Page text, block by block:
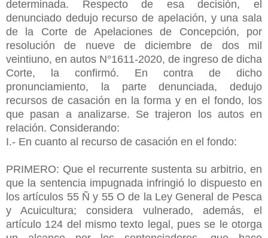
determinada. Respecto de esa decisión, el
denunciado dedujo recurso de apelación, y una sala
de la Corte de Apelaciones de Concepción, por
resolución de nueve de diciembre de dos mil
veintiuno, en autos N°1611-2020, de ingreso de dicha
Corte, la confirmó. En contra de dicho
pronunciamiento, la parte denunciada, dedujo
recursos de casación en la forma y en el fondo, los
que pasan a analizarse. Se trajeron los autos en
relación. Considerando:
I.- En cuanto al recurso de casación en el fondo:
PRIMERO: Que el recurrente sustenta su arbitrio, en
que la sentencia impugnada infringió lo dispuesto en
los artículos 55 Ñ y 55 O de la Ley General de Pesca
y Acuicultura; considera vulnerado, además, el
artículo 124 del mismo texto legal, pues se le otorga